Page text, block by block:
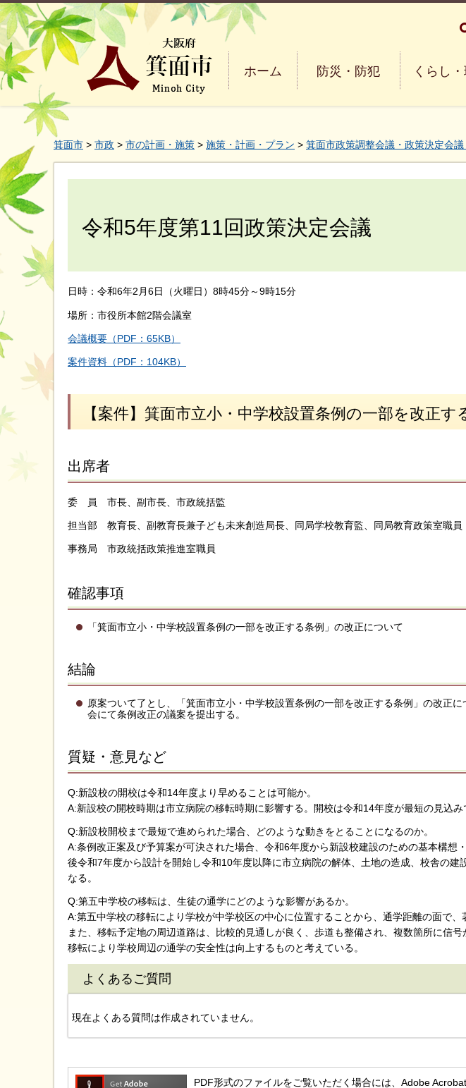
大阪府箕面市 Minoh City
ホーム 防災・防犯 くらし
箕面市 > 市政 > 市の計画・施策 > 施策・計画・プラン > 箕面市政策調整会議・政策決定会
令和5年度第11回政策決定会議
日時：令和6年2月6日（火曜日）8時45分～9時15分
場所：市役所本館2階会議室
会議概要（PDF：65KB）
案件資料（PDF：104KB）
【案件】箕面市立小・中学校設置条例の一部を改正
出席者
委 員 市長、副市長、市政統括監
担当部 教育長、副教育長兼子ども未来創造局長、同局学校教育監、同局教育政策室職員
事務局 市政統括政策推進室職員
確認事項
「箕面市立小・中学校設置条例の一部を改正する条例」の改正について
結論
原案ついて了とし、「箕面市立小・中学校設置条例の一部を改正する条例」の改正
会にて条例改正の議案を提出する。
質疑・意見など
Q:新設校の開校は令和14年度より早めることは可能か。
A:新設校の開校時期は市立病院の移転時期に影響する。開校は令和14年度が最短の見込み
Q:新設校開校まで最短で進められた場合、どのような動きをとることになるのか。
A:条例改正案及び予算案が可決された場合、令和6年度から新設校建設のための基本構想
後令和7年度から設計を開始し令和10年度以降に市立病院の解体、土地の造成、校舎の建
なる。
Q:第五中学校の移転は、生徒の通学にどのような影響があるか。
A:第五中学校の移転により学校が中学校区の中心に位置することから、通学距離の面で、
また、移転予定地の周辺道路は、比較的見通しが良く、歩道も整備され、複数箇所に信
移転により学校周辺の通学の安全性は向上するものと考えている。
よくあるご質問
現在よくある質問は作成されていません。
PDF形式のファイルをご覧いただく場合には、Adobe